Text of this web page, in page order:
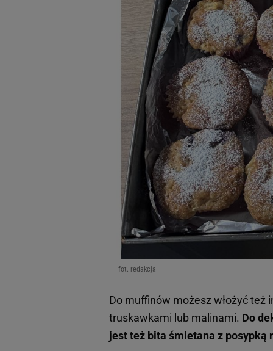
fot. redakcja
Do muffinów możesz włożyć też
truskawkami lub malinami. Do
jest też bita śmietana z posypką